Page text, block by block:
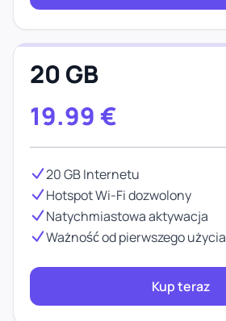
20 GB
19.99 €
20 GB Internetu
Hotspot Wi-Fi dozwolony
Natychmiastowa aktywacja
Ważność od pierwszego użycia
Kup teraz